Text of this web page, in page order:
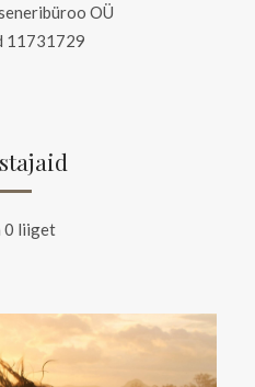
OÜ
11731729
0 liiget